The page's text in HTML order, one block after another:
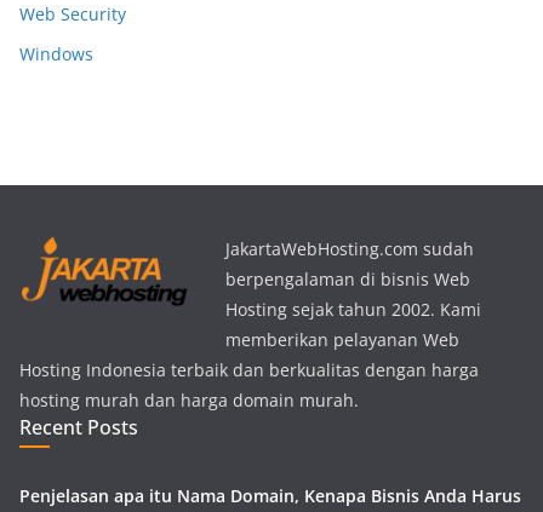
Web Security
Windows
JakartaWebHosting.com sudah
berpengalaman di bisnis Web
Hosting sejak tahun 2002. Kami
memberikan pelayanan Web
Hosting Indonesia terbaik dan berkualitas dengan harga
hosting murah dan harga domain murah.
Recent Posts
Penjelasan apa itu Nama Domain, Kenapa Bisnis Anda Harus